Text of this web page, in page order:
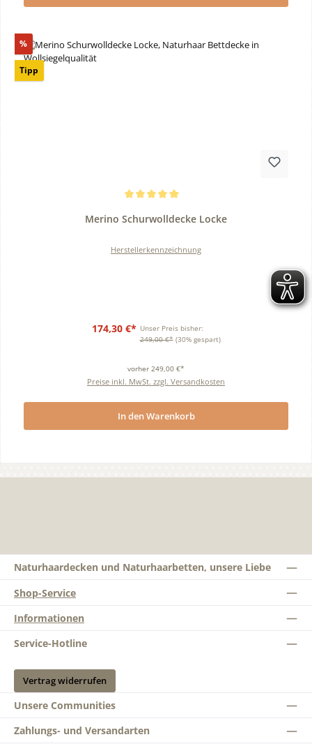
%Rabatt
Tipp
Merino Schurwolldecke Locke
Herstellerkennzeichnung
174,30 €* Unser Preis bisher:
249,00 €* (30% gespart)
vorher 249,00 €*
Preise inkl. MwSt. zzgl. Versandkosten
In den Warenkorb
Naturhaardecken und Naturhaarbetten, unsere Liebe
Shop-Service
Informationen
Service-Hotline
Vertrag widerrufen
Unsere Communities
Zahlungs- und Versandarten